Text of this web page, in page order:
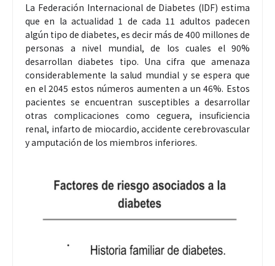
La Federación Internacional de Diabetes (IDF) estima
que en la actualidad 1 de cada 11 adultos padecen
algún tipo de diabetes, es decir más de 400 millones de
personas a nivel mundial, de los cuales el 90%
desarrollan diabetes tipo. Una cifra que amenaza
considerablemente la salud mundial y se espera que
en el 2045 estos números aumenten a un 46%. Estos
pacientes se encuentran susceptibles a desarrollar
otras complicaciones como ceguera, insuficiencia
renal, infarto de miocardio, accidente cerebrovascular
y amputación de los miembros inferiores.